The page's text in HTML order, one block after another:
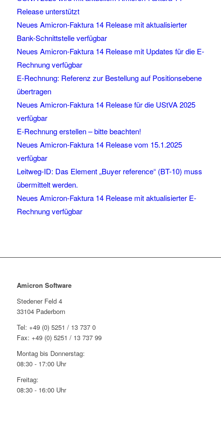
Release unterstützt
Neues Amicron-Faktura 14 Release mit aktualisierter
Bank-Schnittstelle verfügbar
Neues Amicron-Faktura 14 Release mit Updates für die E-
Rechnung verfügbar
E-Rechnung: Referenz zur Bestellung auf Positionsebene
übertragen
Neues Amicron-Faktura 14 Release für die UStVA 2025
verfügbar
E-Rechnung erstellen – bitte beachten!
Neues Amicron-Faktura 14 Release vom 15.1.2025
verfügbar
Leitweg-ID: Das Element „Buyer reference“ (BT-10) muss
übermittelt werden.
Neues Amicron-Faktura 14 Release mit aktualisierter E-
Rechnung verfügbar
Amicron Software
Stedener Feld 4
33104 Paderborn
Tel: +49 (0) 5251 / 13 737 0
Fax: +49 (0) 5251 / 13 737 99
Montag bis Donnerstag:
08:30 - 17:00 Uhr
Freitag:
08:30 - 16:00 Uhr